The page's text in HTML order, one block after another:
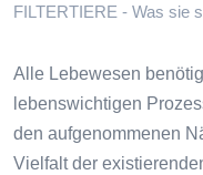
FILTERTIERE - Was sie
Alle Lebewesen
lebenswichtigen
den aufgenommenen
Vielfalt der